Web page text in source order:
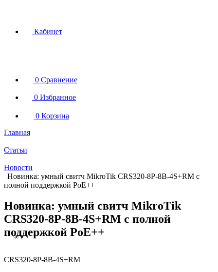
Кабинет
0 Сравнение
0 Избранное
0 Корзина
Главная
Статьи
Новости
Новинка: умный свитч MikroTik CRS320-8P-8B-4S+RM с
полной поддержкой PoE++
Новинка: умный свитч MikroTik
CRS320-8P-8B-4S+RM с полной
поддержкой PoE++
971
CRS320-8P-8B-4S+RM